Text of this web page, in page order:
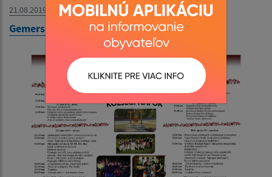
21.08.2019
Gemerské tradície a zvyky - plagát